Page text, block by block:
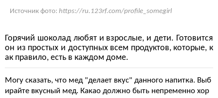
Источник фото: https://ru.123rf.com/profile_somegirl
Горячий шоколад любят и взрослые, и дети. Готовится
он из простых и доступных всем продуктов, которые, к
ак правило, есть в каждом доме.
Могу сказать, что мед "делает вкус" данного напитка. Выб
ирайте вкусный мед. Какао должно быть непременно хор